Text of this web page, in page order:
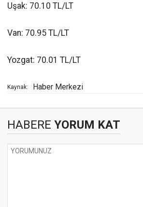
Uşak: 70.10 TL/LT
Van: 70.95 TL/LT
Yozgat: 70.01 TL/LT
Kaynak: Haber Merkezi
HABERE YORUM KAT